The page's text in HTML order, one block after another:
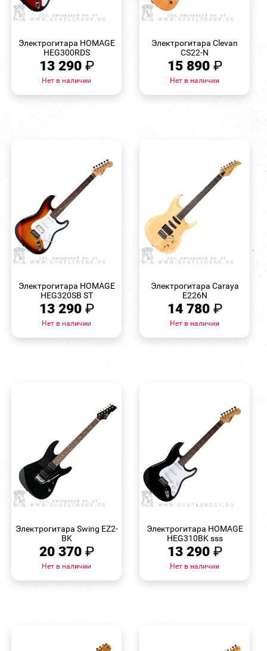
Электрогитара HOMAGE
HEG300RDS
13 290 ₽
Нет в наличии
Электрогитара Clevan
CS22-N
15 890 ₽
Нет в наличии
Электрогитара HOMAGE
HEG320SB ST
13 290 ₽
Нет в наличии
Электрогитара Caraya
E226N
14 780 ₽
Нет в наличии
Электрогитара Swing EZ2-
BK
20 370 ₽
Нет в наличии
Электрогитара HOMAGE
HEG310BK sss
13 290 ₽
Нет в наличии